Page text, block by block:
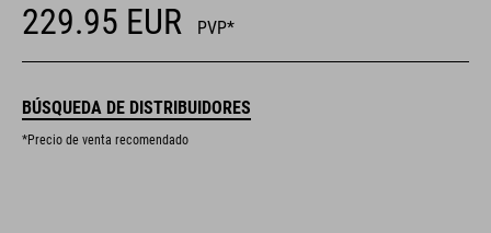
229.95 EUR PVP*
BÚSQUEDA DE DISTRIBUIDORES
*Precio de venta recomendado